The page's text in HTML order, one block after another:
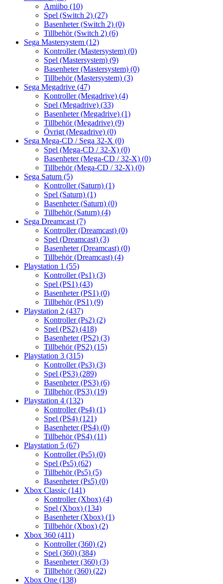
Amiibo (10)
Spel (Switch 2) (27)
Basenheter (Switch 2) (0)
Tillbehör (Switch 2) (6)
Sega Mastersystem (12)
Kontroller (Mastersystem) (0)
Spel (Mastersystem) (9)
Basenheter (Mastersystem) (0)
Tillbehör (Mastersystem) (3)
Sega Megadrive (47)
Kontroller (Megadrive) (4)
Spel (Megadrive) (33)
Basenheter (Megadrive) (1)
Tillbehör (Megadrive) (9)
Övrigt (Megadrive) (0)
Sega Mega-CD / Sega 32-X (0)
Spel (Mega-CD / 32-X) (0)
Basenheter (Mega-CD / 32-X) (0)
Tillbehör (Mega-CD / 32-X) (0)
Sega Saturn (5)
Kontroller (Saturn) (1)
Spel (Saturn) (1)
Basenheter (Saturn) (0)
Tillbehör (Saturn) (4)
Sega Dreamcast (7)
Kontroller (Dreamcast) (0)
Spel (Dreamcast) (3)
Basenheter (Dreamcast) (0)
Tillbehör (Dreamcast) (4)
Playstation 1 (55)
Kontroller (Ps1) (3)
Spel (PS1) (43)
Basenheter (PS1) (0)
Tillbehör (PS1) (9)
Playstation 2 (437)
Kontroller (Ps2) (2)
Spel (PS2) (418)
Basenheter (PS2) (3)
Tillbehör (PS2) (15)
Playstation 3 (315)
Kontroller (Ps3) (3)
Spel (PS3) (289)
Basenheter (PS3) (6)
Tillbehör (PS3) (19)
Playstation 4 (132)
Kontroller (Ps4) (1)
Spel (PS4) (121)
Basenheter (PS4) (0)
Tillbehör (PS4) (11)
Playstation 5 (67)
Kontroller (Ps5) (0)
Spel (Ps5) (62)
Tillbehör (Ps5) (5)
Basenheter (Ps5) (0)
Xbox Classic (141)
Kontroller (Xbox) (4)
Spel (Xbox) (134)
Basenheter (Xbox) (1)
Tillbehör (Xbox) (2)
Xbox 360 (411)
Kontroller (360) (2)
Spel (360) (384)
Basenheter (360) (3)
Tillbehör (360) (22)
Xbox One (138)